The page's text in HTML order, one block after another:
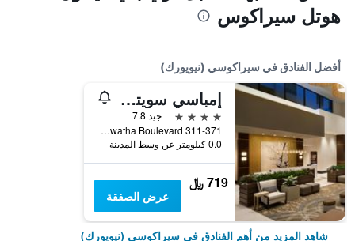
هوتل سيراكوس
أفضل الفنادق في سيراكوسي (نيويورك)
إمباسي سويتس باي هيلتون سيراكوز ديستني يو إس أيه
4 نجوم
جيد 7.8
311-371 Hiawatha Boulevard, سيراكوسي (نيويورك), NY, الولايات المتحدة الأميريكية
0.0 كيلومتر عن وسط المدينة
719 ﷼
عرض الصفقة
شاهد المزيد من أهم الفنادق في سيراكوسي (نيويورك)